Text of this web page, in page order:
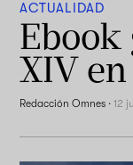
ACTUALIDAD
Ebook
XIV
Redacción Omnes ·12